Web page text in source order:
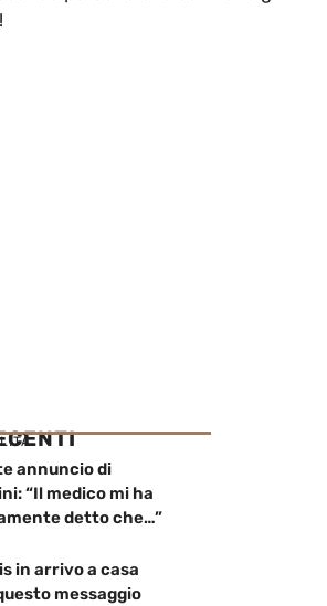
annuncio di
“Il medico mi ha
detto che…”
in arrivo a casa
messaggio